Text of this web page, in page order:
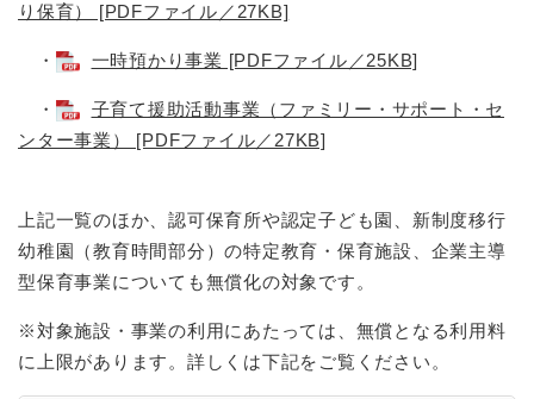
り保育） [PDFファイル／27KB]
・ 一時預かり事業 [PDFファイル／25KB]
・
子育て援助活動事業（ファミリー・サポート・セ
ンター事業） [PDFファイル／27KB]
上記一覧のほか、認可保育所や認定子ども園、新制度移行
幼稚園（教育時間部分）の特定教育・保育施設、企業主導
型保育事業についても無償化の対象です。
※対象施設・事業の利用にあたっては、無償となる利用料
に上限があります。詳しくは下記をご覧ください。